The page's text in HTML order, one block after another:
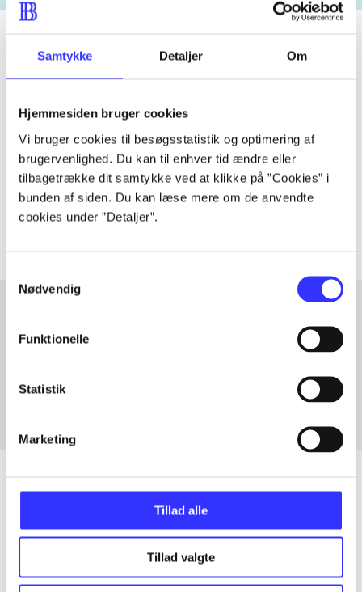
Samtykke Detaljer Om
Hjemmesiden bruger cookies
Vi bruger cookies til besøgsstatistik og optimering af
brugervenlighed. Du kan til enhver tid ændre eller
tilbagetrække dit samtykke ved at klikke på ”Cookies” i
bunden af siden. Du kan læse mere om de anvendte
cookies under ”Detaljer”.
Nødvendig
Funktionelle
Statistik
Marketing
Tillad alle
Tillad valgte
Artiklen er en del af
lorem ipsum dolor sit amet ...
Tidsskrift
Artiklerne i handler ofte om
Artikler med samme emner
Artikler
Alle registrerede artikler fordelt på udgivelser